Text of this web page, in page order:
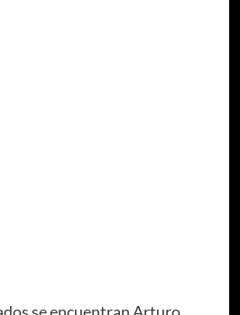
se encuentran Arturo